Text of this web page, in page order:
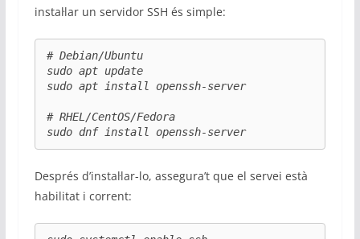
instal·lar un servidor SSH és simple:
# Debian/Ubuntu
sudo apt update
sudo apt install openssh-server
# RHEL/CentOS/Fedora
sudo dnf install openssh-server
Després d’instal·lar-lo, assegura’t que el servei està
habilitat i corrent: